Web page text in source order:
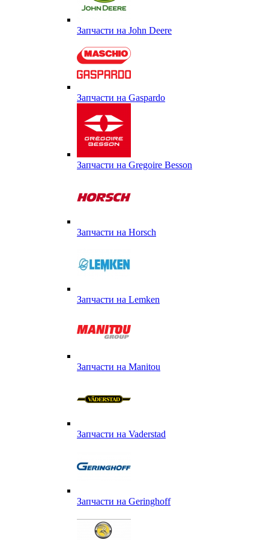
Запчасти на John Deere
Запчасти на Gaspardo
Запчасти на Gregoire Besson
Запчасти на Horsch
Запчасти на Lemken
Запчасти на Manitou
Запчасти на Vaderstad
Запчасти на Geringhoff